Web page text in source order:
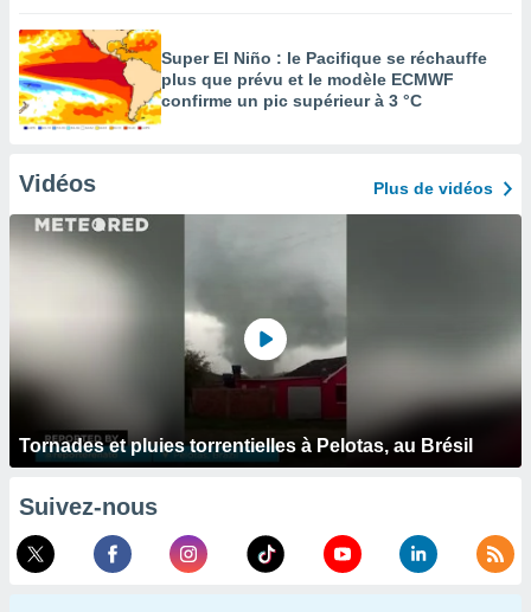
Super El Niño : le Pacifique se réchauffe
plus que prévu et le modèle ECMWF
confirme un pic supérieur à 3 °C
Vidéos Plus de vidéos
Tornades et pluies torrentielles à Pelotas, au Brésil
Suivez-nous